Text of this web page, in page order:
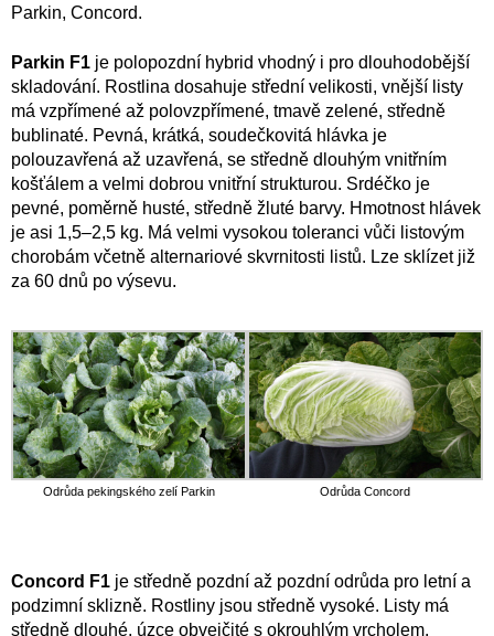
Parkin, Concord.
Parkin F1 je polopozdní hybrid vhodný i pro dlouhodobější
skladování. Rostlina dosahuje střední velikosti, vnější listy
má vzpřímené až polovzpřímené, tmavě zelené, středně
bublinaté. Pevná, krátká, soudečkovitá hlávka je
polouzavřená až uzavřená, se středně dlouhým vnitřním
košťálem a velmi dobrou vnitřní strukturou. Srdéčko je
pevné, poměrně husté, středně žluté barvy. Hmotnost hlávek
je asi 1,5–2,5 kg. Má velmi vysokou toleranci vůči listovým
chorobám včetně alternariové skvrnitosti listů. Lze sklízet již
za 60 dnů po výsevu.
Odrůda pekingského zelí Parkin Odrůda Concord
Concord F1 je středně pozdní až pozdní odrůda pro letní a
podzimní sklizně. Rostliny jsou středně vysoké. Listy má
středně dlouhé, úzce obvejčité s okrouhlým vrcholem,